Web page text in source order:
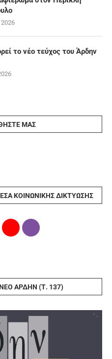
2026
το νέο τεύχος του Άρδην
ΜΑΣ
ΚΟΙΝΩΝΙΚΉΣ ΔΙΚΤΎΩΣΗΣ
ΆΡΔΗΝ (Τ. 137)